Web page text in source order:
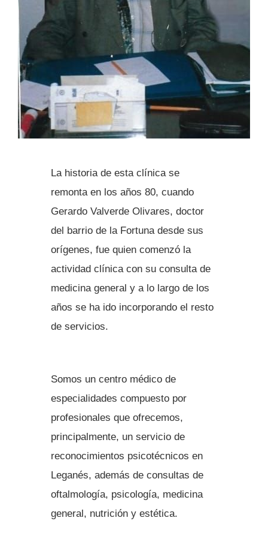
La historia de esta clínica se
remonta en los años 80, cuando
Gerardo Valverde Olivares, doctor
del barrio de la Fortuna desde sus
orígenes, fue quien comenzó la
actividad clínica con su consulta de
medicina general y a lo largo de los
años se ha ido incorporando el resto
de servicios.
Somos un centro médico de
especialidades compuesto por
profesionales que ofrecemos,
principalmente, un servicio de
reconocimientos psicotécnicos en
Leganés, además de consultas de
oftalmología, psicología, medicina
general, nutrición y estética.